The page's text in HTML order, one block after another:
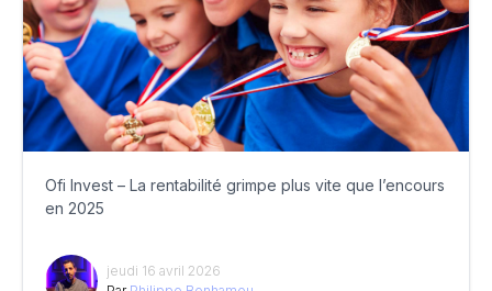
Ofi Invest – La rentabilité grimpe plus vite que l’encours
en 2025
jeudi 16 avril 2026